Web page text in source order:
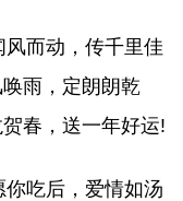
而动，传千里佳
雨，定朗朗乾
春，送一年好运!
吃后，爱情如汤